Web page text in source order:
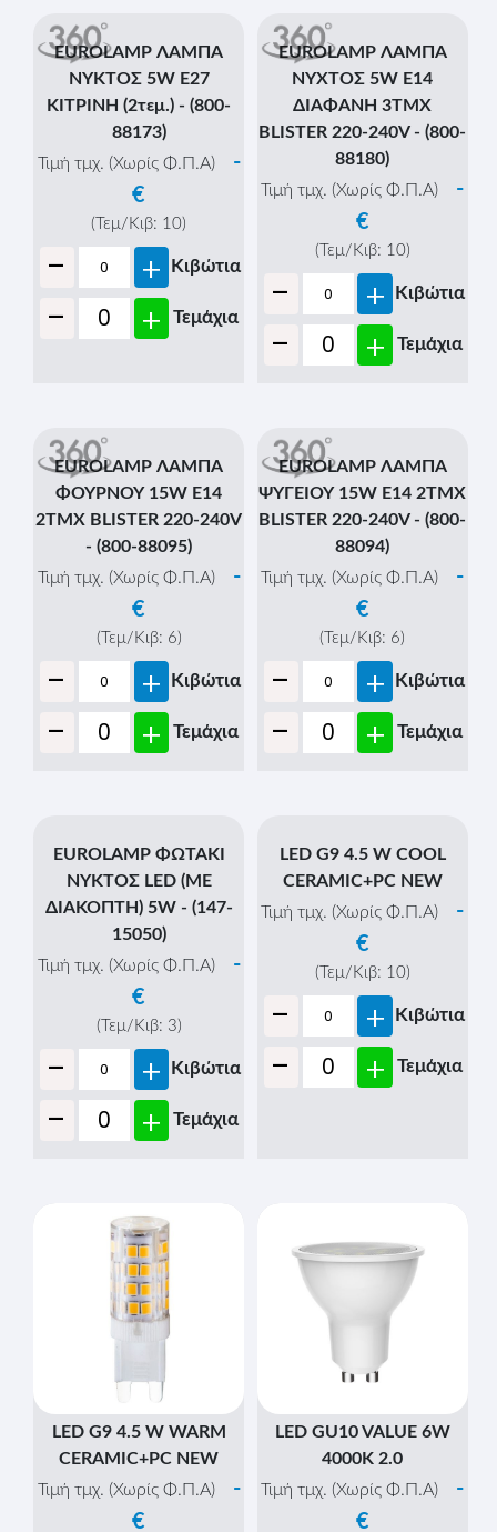
EUROLAMP ΛΑΜΠΑ
ΝΥΚΤΟΣ 5W E27
ΚΙΤΡΙΝΗ (2τεμ.) - (800-
88173)
Τιμή τμχ. (Χωρίς Φ.Π.Α)
-
€
(Τεμ/Κιβ: 10)
- + Κιβώτια
- + Τεμάχια
EUROLAMP ΛΑΜΠΑ
ΝΥΧΤΟΣ 5W E14
ΔΙΑΦΑΝΗ 3ΤΜΧ
BLISTER 220-240V - (800-
88180)
Τιμή τμχ. (Χωρίς Φ.Π.Α)
-
€
(Τεμ/Κιβ: 10)
- + Κιβώτια
- + Τεμάχια
EUROLAMP ΛΑΜΠΑ
ΦΟΥΡΝΟΥ 15W E14
2ΤΜΧ BLISTER 220-240V
- (800-88095)
Τιμή τμχ. (Χωρίς Φ.Π.Α)
-
€
(Τεμ/Κιβ: 6)
- + Κιβώτια
- + Τεμάχια
EUROLAMP ΛΑΜΠΑ
ΨΥΓΕΙΟΥ 15W E14 2ΤΜΧ
BLISTER 220-240V - (800-
88094)
Τιμή τμχ. (Χωρίς Φ.Π.Α)
-
€
(Τεμ/Κιβ: 6)
- + Κιβώτια
- + Τεμάχια
EUROLAMP ΦΩΤΑΚΙ
ΝΥΚΤΟΣ LED (ΜΕ
ΔΙΑΚΟΠΤΗ) 5W - (147-
15050)
Τιμή τμχ. (Χωρίς Φ.Π.Α)
-
€
(Τεμ/Κιβ: 3)
- + Κιβώτια
- + Τεμάχια
LED G9 4.5 W COOL
CERAMIC+PC NEW
Τιμή τμχ. (Χωρίς Φ.Π.Α)
-
€
(Τεμ/Κιβ: 10)
- + Κιβώτια
- + Τεμάχια
LED G9 4.5 W WARM
CERAMIC+PC NEW
Τιμή τμχ. (Χωρίς Φ.Π.Α)
-
€
LED GU10 VALUE 6W
4000K 2.0
Τιμή τμχ. (Χωρίς Φ.Π.Α)
-
€